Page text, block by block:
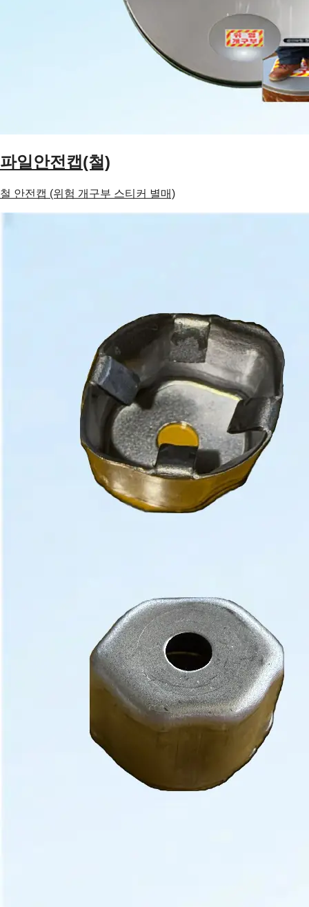
파일안전캡(철)
철 안전캡 (위험 개구부 스티커 별매)